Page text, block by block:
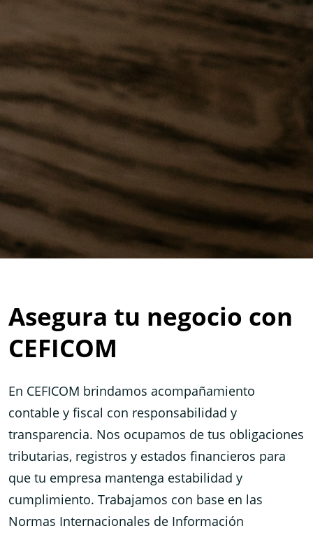
Asegura tu negocio con
CEFICOM
En CEFICOM brindamos acompañamiento
contable y fiscal con responsabilidad y
transparencia. Nos ocupamos de tus obligaciones
tributarias, registros y estados financieros para
que tu empresa mantenga estabilidad y
cumplimiento. Trabajamos con base en las
Normas Internacionales de Información